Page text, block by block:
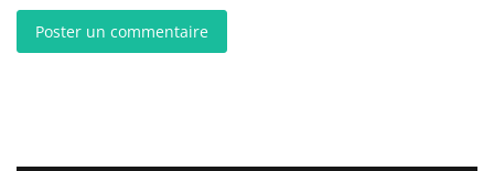
Poster un commentaire